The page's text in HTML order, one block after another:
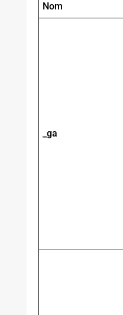
Nom
_ga